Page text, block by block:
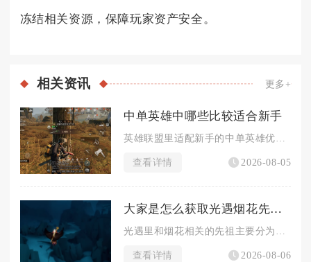
冻结相关资源，保障玩家资产安全。
相关资讯 更多+
中单英雄中哪些比较适合新手
查看详情 2026-08-05
大家是怎么获取光遇烟花先祖的
查看详情 2026-08-06